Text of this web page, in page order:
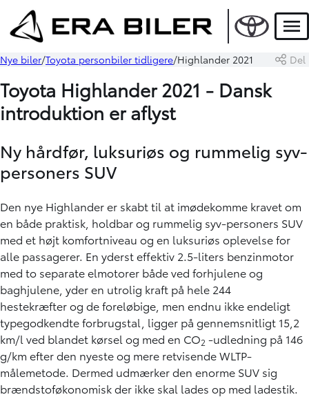
Nye biler Toyota personbiler tidligere Highlander 2021 Del
Toyota Highlander 2021 - Dansk
introduktion er aflyst
Ny hårdfør, luksuriøs og rummelig syv-
personers SUV
Den nye Highlander er skabt til at imødekomme kravet om
en både praktisk, holdbar og rummelig syv-personers SUV
med et højt komfortniveau og en luksuriøs oplevelse for
alle passagerer. En yderst effektiv 2.5-liters benzinmotor
med to separate elmotorer både ved forhjulene og
baghjulene, yder en utrolig kraft på hele 244
hestekræfter og de foreløbige, men endnu ikke endeligt
typegodkendte forbrugstal, ligger på gennemsnitligt 15,2
km/l ved blandet kørsel og med en CO2 -udledning på 146
g/km efter den nyeste og mere retvisende WLTP-
målemetode. Dermed udmærker den enorme SUV sig
brændstoføkonomisk der ikke skal lades op med ladestik.